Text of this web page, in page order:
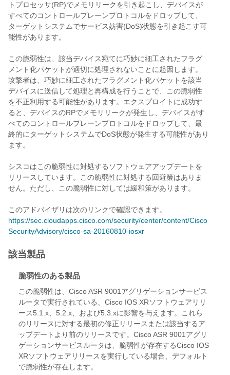
トプロセッサ(RP)でメモリリークを引き起こし、デバイスが
すべてのコントロールプレーンプロトコルをドロップして、
ターゲットシステムでサービス妨害(DoS)状態を引き起こす可
能性があります。
この脆弱性は、該当デバイス宛てに巧妙に細工されたフラグ
メント化パケットが適切に処理されないことに起因します。
攻撃者は、巧妙に細工されたフラグメント化パケットを該当
デバイスに送信して処理と再構成を行うことで、この脆弱性
を不正利用する可能性があります。エクスプロイトに成功す
ると、デバイスのRPでメモリリークが発生し、デバイスがす
べてのコントロールプレーンプロトコルをドロップして、最
終的にターゲットシステムでDoS状態が発生する可能性があり
ます。
シスコはこの脆弱性に対処するソフトウェアアップデートを
リリースしています。この脆弱性に対処する回避策はありま
せん。ただし、この脆弱性に対しては緩和策があります。
このアドバイザリは次のリンクで確認できます。
https://sec.cloudapps.cisco.com/security/center/content/Cisco
SecurityAdvisory/cisco-sa-20160810-iosxr
該当製品
脆弱性のある製品
この脆弱性は、Cisco ASR 9001アグリゲーションサービス
ルータで実行されている、Cisco IOS XRソフトウェアリリ
ース5.1.x、5.2.x、および5.3.xに影響を与えます。これら
のリリースに対する最初の修正リリースまたは該当するア
ップデートより前のリリースです。Cisco ASR 9001アグリ
ゲーションサービスルータは、脆弱性が存在するCisco IOS
XRソフトウェアリリースを実行している場合、デフォルト
で脆弱性が存在します。